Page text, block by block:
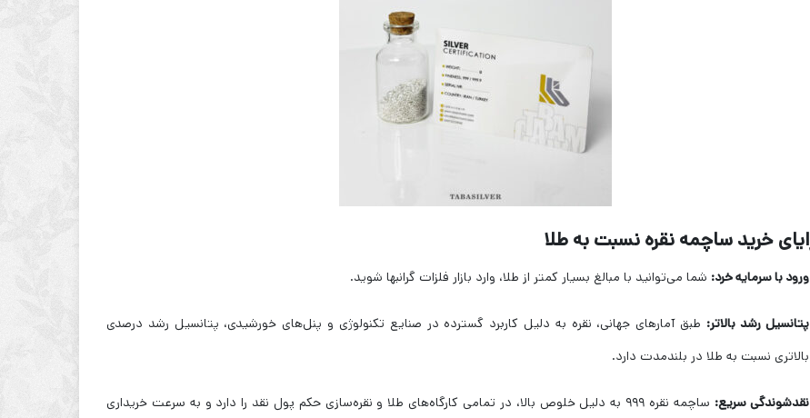
ورود با سرمایه خرد: شما می‌توانید با مبالغ بسیار کمتر از طلا، وارد بازار فلزات گرانبها شوید.
پتانسیل رشد بالاتر: طبق آمارهای جهانی، نقره به دلیل کاربرد گسترده در صنایع تکنولوژی و پنل‌های خورشیدی، پتانسیل رشد درصدی
بالاتری نسبت به طلا در بلندمدت دارد.
نقدشوندگی سریع:
ساچمه نقره ۹۹۹ به دلیل خلوص بالا، در تمامی کارگاه‌های طلا و نقره‌سازی حکم پول نقد را دارد و به سرعت خریداری